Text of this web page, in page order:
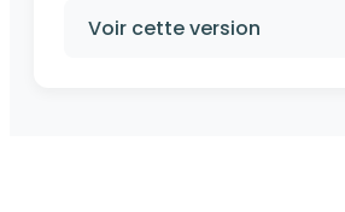
Voir cette version